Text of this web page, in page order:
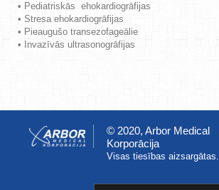
• Pediatriskās ehokardiogrāfijas
• Stresa ehokardiogrāfijas
• Pieaugušo transezofageālie
•
Invazīvās ultrasonogrāfijas
© 2020, Arbor Medical
Korporācija
Visas tiesības aizsargātas.